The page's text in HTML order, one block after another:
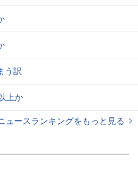
う訳
上か
ュースランキングをもっと見る